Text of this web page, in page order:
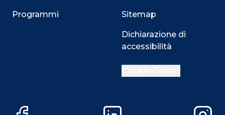
Programmi Sitemap
Dichiarazione di
accessibilità